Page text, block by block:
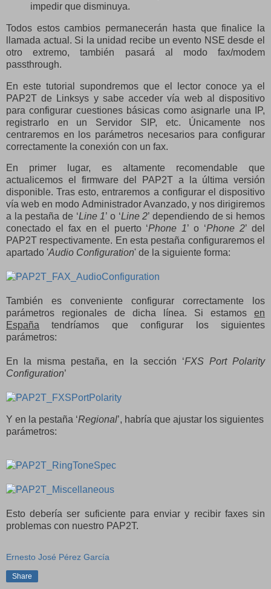
impedir que disminuya.
Todos estos cambios permanecerán hasta que finalice la
llamada actual. Si la unidad recibe un evento NSE desde el
otro extremo, también pasará al modo fax/modem
passthrough.
En este tutorial supondremos que el lector conoce ya el
PAP2T de Linksys y sabe acceder vía web al dispositivo
para configurar cuestiones básicas como asignarle una IP,
registrarlo en un Servidor SIP, etc. Únicamente nos
centraremos en los parámetros necesarios para configurar
correctamente la conexión con un fax.
En primer lugar, es altamente recomendable que
actualicemos el firmware del PAP2T a la última versión
disponible. Tras esto, entraremos a configurar el dispositivo
vía web en modo Administrador Avanzado, y nos dirigiremos
a la pestaña de ‘Line 1’ o ‘Line 2’ dependiendo de si hemos
conectado el fax en el puerto ‘Phone 1’ o ‘Phone 2’ del
PAP2T respectivamente. En esta pestaña configuraremos el
apartado 'Audio Configuration' de la siguiente forma:
También es conveniente configurar correctamente los
parámetros regionales de dicha línea. Si estamos en
España tendríamos que configurar los siguientes
parámetros:
En la misma pestaña, en la sección ‘FXS Port Polarity
Configuration’
Y en la pestaña ‘Regional’, habría que ajustar los siguientes
parámetros:
Esto debería ser suficiente para enviar y recibir faxes sin
problemas con nuestro PAP2T.
Ernesto José Pérez García
Share